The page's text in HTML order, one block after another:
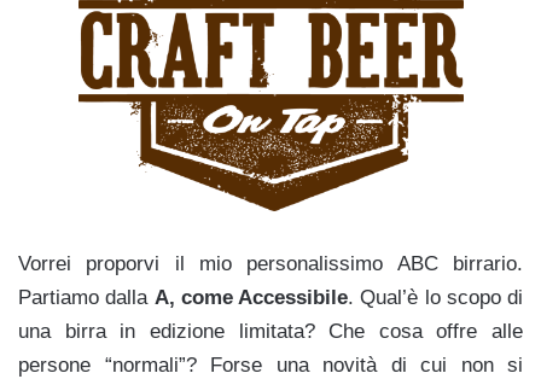
Vorrei proporvi il mio personalissimo ABC birrario.
Partiamo dalla A, come Accessibile. Qual’è lo scopo di
una birra in edizione limitata? Che cosa offre alle
persone “normali”? Forse una novità di cui non si